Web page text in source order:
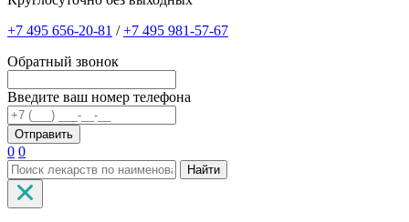
+7 495 656-20-81 /+7 495 981-57-67
Обратный звонок
Введите ваш номер телефона
0 0
Найти